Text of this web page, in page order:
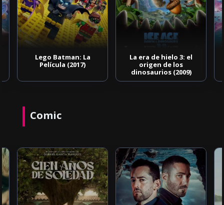
Lego Batman: La
Película (2017)
La era de hielo 3: el
origen de los
dinosaurios (2009)
Comic